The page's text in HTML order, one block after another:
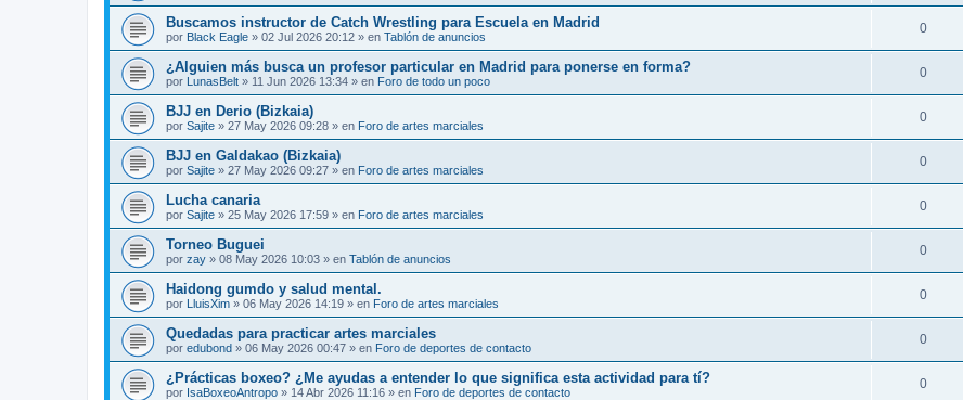
Buscamos instructor de Catch Wrestling para Escuela en Madrid
por Black Eagle » 02 Jul 2026 20:12 » en Tablón de anuncios
0
¿Alguien más busca un profesor particular en Madrid para ponerse en forma?
por LunasBelt » 11 Jun 2026 13:34 » en Foro de todo un poco
0
BJJ en Derio (Bizkaia)
por Sajite » 27 May 2026 09:28 » en Foro de artes marciales
0
BJJ en Galdakao (Bizkaia)
por Sajite » 27 May 2026 09:27 » en Foro de artes marciales
0
Lucha canaria
por Sajite » 25 May 2026 17:59 » en Foro de artes marciales
0
Torneo Buguei
por zay » 08 May 2026 10:03 » en Tablón de anuncios
0
Haidong gumdo y salud mental.
por LluisXim » 06 May 2026 14:19 » en Foro de artes marciales
0
Quedadas para practicar artes marciales
por edubond » 06 May 2026 00:47 » en Foro de deportes de contacto
0
¿Prácticas boxeo? ¿Me ayudas a entender lo que significa esta actividad para tí?
por IsaBoxeoAntropo » 14 Abr 2026 11:16 » en Foro de deportes de contacto
0